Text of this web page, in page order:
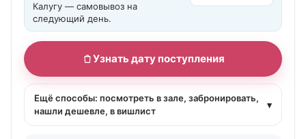
Калугу — самовывоз на
следующий день.
Узнать дату поступления
Ещё способы: посмотреть в зале, забронировать,
нашли дешевле, в вишлист
▾